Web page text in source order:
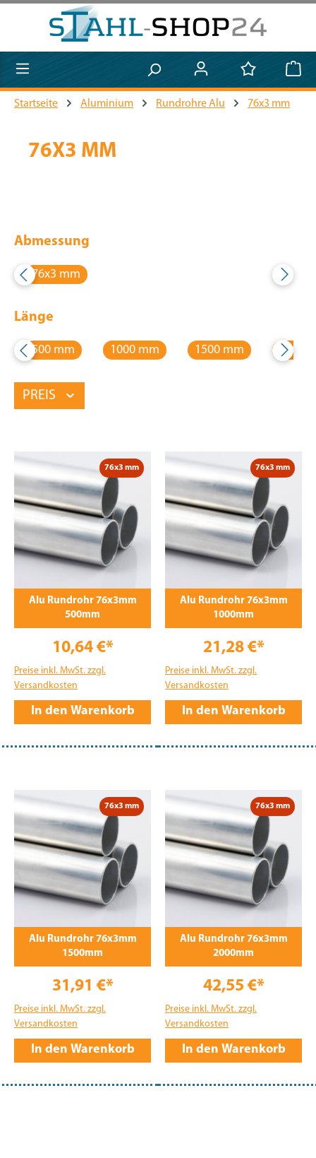
Zum Hauptinhalt springen
Startseite Aluminium Rundrohre Alu 76x3 mm
76X3 MM
Abmessung
76x3 mm
Länge
500 mm 1000 mm 1500 mm 2000
PREIS
76x3 mm
Alu Rundrohr 76x3mm
500mm
10,64 €*
Preise inkl. MwSt. zzgl.
Versandkosten
In den Warenkorb
76x3 mm
Alu Rundrohr 76x3mm
1000mm
21,28 €*
Preise inkl. MwSt. zzgl.
Versandkosten
In den Warenkorb
76x3 mm
Alu Rundrohr 76x3mm
1500mm
31,91 €*
Preise inkl. MwSt. zzgl.
Versandkosten
In den Warenkorb
76x3 mm
Alu Rundrohr 76x3mm
2000mm
42,55 €*
Preise inkl. MwSt. zzgl.
Versandkosten
In den Warenkorb